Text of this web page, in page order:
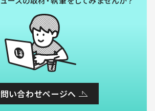
い合わせページへ